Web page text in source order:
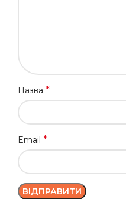
Назва *
Email *